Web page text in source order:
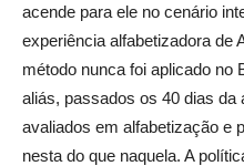
acende para ele no cenário
experiência alfabetizadora de
método nunca foi aplicado no
aliás, passados os 40 dias da
avaliados em alfabetização e
nesta do que naquela. A